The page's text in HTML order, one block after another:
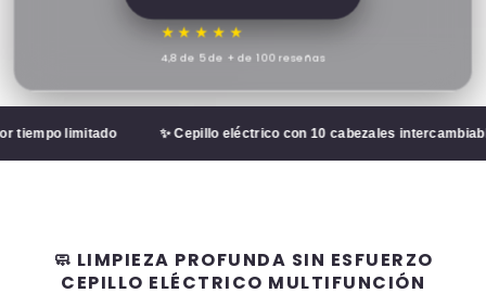
★★★★★
4,8 de 5 de + de 100 reseñas
limitado ✨ Cepillo eléctrico con 10 cabezales intercambiables
🧼 LIMPIEZA PROFUNDA SIN ESFUERZO
CEPILLO ELÉCTRICO MULTIFUNCIÓN